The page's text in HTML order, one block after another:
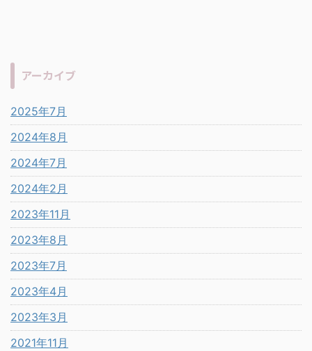
アーカイブ
2025年7月
2024年8月
2024年7月
2024年2月
2023年11月
2023年8月
2023年7月
2023年4月
2023年3月
2021年11月